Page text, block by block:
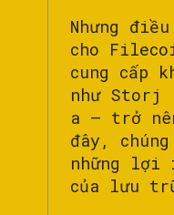
Nhưng
cho
cung cấp
như Storj
a – trở
đây,
những lợi
của lưu